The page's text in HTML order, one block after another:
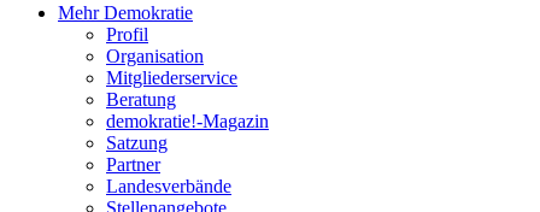
Mehr Demokratie
Profil
Organisation
Mitgliederservice
Beratung
demokratie!-Magazin
Satzung
Partner
Landesverbände
Stellenangebote